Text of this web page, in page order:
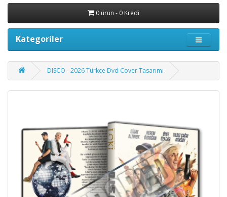
0 ürün - 0 Kredi
Kategoriler
DISCO - 2026 Türkçe Dvd Cover Tasarımı